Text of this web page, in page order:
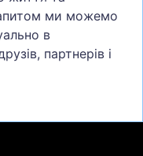
ми можемо
в
партнерів і